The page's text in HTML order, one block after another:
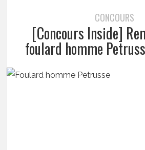
CONCOURS
[Concours Inside]
foulard homme